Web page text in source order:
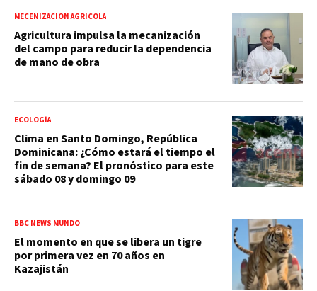
MECENIZACIÓN AGRÍCOLA
Agricultura impulsa la mecanización
del campo para reducir la dependencia
de mano de obra
ECOLOGÍA
Clima en Santo Domingo, República
Dominicana: ¿Cómo estará el tiempo el
fin de semana? El pronóstico para este
sábado 08 y domingo 09
BBC NEWS MUNDO
El momento en que se libera un tigre
por primera vez en 70 años en
Kazajistán